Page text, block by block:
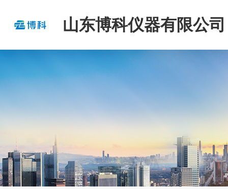
山东博科仪器有限公司